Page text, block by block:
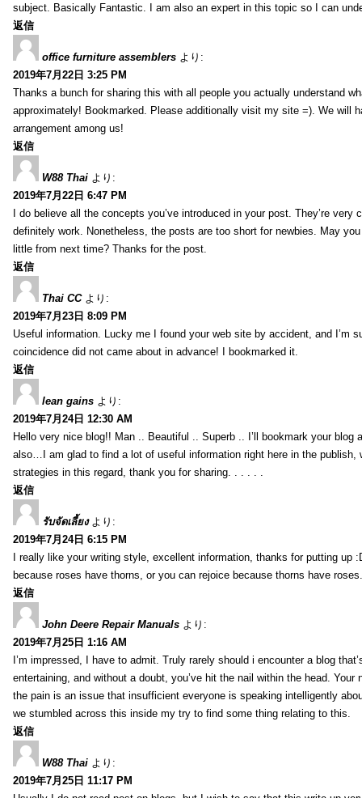
subject. Basically Fantastic. I am also an expert in this topic so I can
返信
office furniture assemblers より:
2019年7月22日 3:25 PM
Thanks a bunch for sharing this with all people you actually understand
approximately! Bookmarked. Please additionally visit my site =). We will
arrangement among us!
返信
W88 Thai より:
2019年7月22日 6:47 PM
I do believe all the concepts you’ve introduced in your post. They’re very
definitely work. Nonetheless, the posts are too short for newbies. May
little from next time? Thanks for the post.
返信
Thai CC より:
2019年7月23日 8:09 PM
Useful information. Lucky me I found your web site by accident, and I’m
coincidence did not came about in advance! I bookmarked it.
返信
lean gains より:
2019年7月24日 12:30 AM
Hello very nice blog!! Man .. Beautiful .. Superb .. I’ll bookmark your blog
also…I am glad to find a lot of useful information right here in the publish,
strategies in this regard, thank you for sharing. . . . . .
返信
รับจัดเลี้ยง より:
2019年7月24日 6:15 PM
I really like your writing style, excellent information, thanks for putting up
because roses have thorns, or you can rejoice because thorns have
返信
John Deere Repair Manuals より:
2019年7月25日 1:16 AM
I’m impressed, I have to admit. Truly rarely should i encounter a blog
entertaining, and without a doubt, you’ve hit the nail within the head. Your
the pain is an issue that insufficient everyone is speaking intelligently
we stumbled across this inside my try to find some thing relating to this.
返信
W88 Thai より:
2019年7月25日 11:17 PM